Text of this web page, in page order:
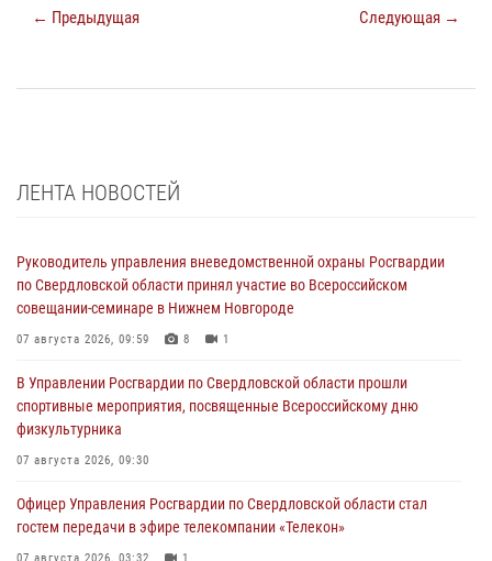
← Предыдущая Следующая →
ЛЕНТА НОВОСТЕЙ
Руководитель управления вневедомственной охраны Росгвардии
по Свердловской области принял участие во Всероссийском
совещании-семинаре в Нижнем Новгороде
07 августа 2026, 09:59 8 1
В Управлении Росгвардии по Свердловской области прошли
спортивные мероприятия, посвященные Всероссийскому дню
физкультурника
07 августа 2026, 09:30
Офицер Управления Росгвардии по Свердловской области стал
гостем передачи в эфире телекомпании «Телекон»
07 августа 2026, 03:32 1